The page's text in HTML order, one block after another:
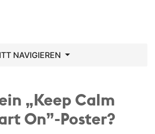
NAVIGIEREN
„Keep Calm
On”-Poster?